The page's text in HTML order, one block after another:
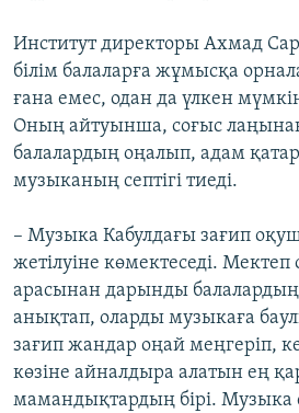
Институт директоры Ахмад
білім балаларға жұмысқа
ғана емес, одан да үлкен
Оның айтуынша, соғыс
балалардың оңалып, адам
музыканың септігі тиеді.
– Музыка Кабулдағы зағип
жетілуіне көмектеседі.
арасынан дарынды балалардың
анықтап, оларды музыкаға
зағип жандар оңай меңгеріп,
көзіне айналдыра алатын ең
мамандықтардың бірі. Музыка